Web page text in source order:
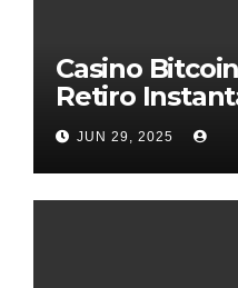
Casino
Retiro
JUN 29, 2025